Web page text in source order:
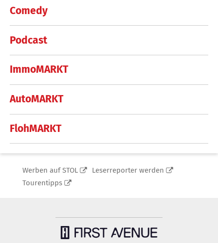
Comedy
Podcast
ImmoMARKT
AutoMARKT
FlohMARKT
Werben auf STOL
Leserreporter werden
Tourentipps